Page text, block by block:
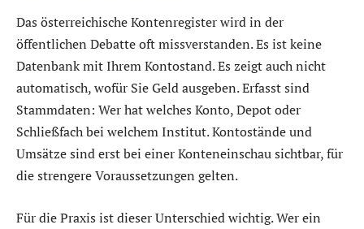
Das österreichische Kontenregister wird in der
öffentlichen Debatte oft missverstanden. Es ist keine
Datenbank mit Ihrem Kontostand. Es zeigt auch nicht
automatisch, wofür Sie Geld ausgeben. Erfasst sind
Stammdaten: Wer hat welches Konto, Depot oder
Schließfach bei welchem Institut. Kontostände und
Umsätze sind erst bei einer Konteneinschau sichtbar, für
die strengere Voraussetzungen gelten.
Für die Praxis ist dieser Unterschied wichtig. Wer ein